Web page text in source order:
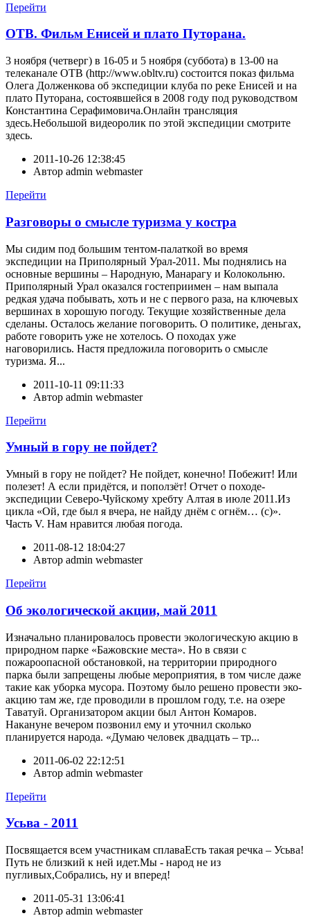
Перейти
ОТВ. Фильм Енисей и плато Путорана.
3 ноября (четверг) в 16-05 и 5 ноября (суббота) в 13-00 на
телеканале ОТВ (http://www.obltv.ru) состоится показ фильма
Олега Долженкова об экспедиции клуба по реке Енисей и на
плато Путорана, состоявшейся в 2008 году под руководством
Константина Серафимовича.Онлайн трансляция
здесь.Небольшой видеоролик по этой экспедиции смотрите
здесь.
2011-10-26 12:38:45
Автор admin webmaster
Перейти
Разговоры о смысле туризма у костра
Мы сидим под большим тентом-палаткой во время
экспедиции на Приполярный Урал-2011. Мы поднялись на
основные вершины – Народную, Манарагу и Колокольню.
Приполярный Урал оказался гостеприимен – нам выпала
редкая удача побывать, хоть и не с первого раза, на ключевых
вершинах в хорошую погоду. Текущие хозяйственные дела
сделаны. Осталось желание поговорить. О политике, деньгах,
работе говорить уже не хотелось. О походах уже
наговорились. Настя предложила поговорить о смысле
туризма. Я...
2011-10-11 09:11:33
Автор admin webmaster
Перейти
Умный в гору не пойдет?
Умный в гору не пойдет? Не пойдет, конечно! Побежит! Или
полезет! А если придётся, и поползёт! Отчет о походе-
экспедиции Северо-Чуйскому хребту Алтая в июле 2011.Из
цикла «Ой, где был я вчера, не найду днём с огнём… (с)».
Часть V. Нам нравится любая погода.
2011-08-12 18:04:27
Автор admin webmaster
Перейти
Об экологической акции, май 2011
Изначально планировалось провести экологическую акцию в
природном парке «Бажовские места». Но в связи с
пожароопасной обстановкой, на территории природного
парка были запрещены любые мероприятия, в том числе даже
такие как уборка мусора. Поэтому было решено провести эко-
акцию там же, где проводили в прошлом году, т.е. на озере
Таватуй. Организатором акции был Антон Комаров.
Накануне вечером позвонил ему и уточнил сколько
планируется народа. «Думаю человек двадцать – тр...
2011-06-02 22:12:51
Автор admin webmaster
Перейти
Усьва - 2011
Посвящается всем участникам сплаваЕсть такая речка – Усьва!
Путь не близкий к ней идет.Мы - народ не из
пугливых,Собрались, ну и вперед!
2011-05-31 13:06:41
Автор admin webmaster